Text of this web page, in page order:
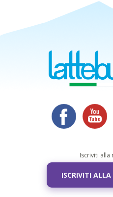
Iscriviti alla
ISCRIVITI